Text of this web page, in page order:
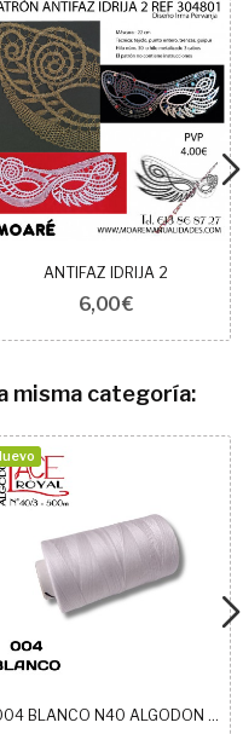
ANTIFAZ IDRIJA 2
6,00 €
misma categoría:
004 BLANCO N40 ALGODON EGIPCIO ROYAL